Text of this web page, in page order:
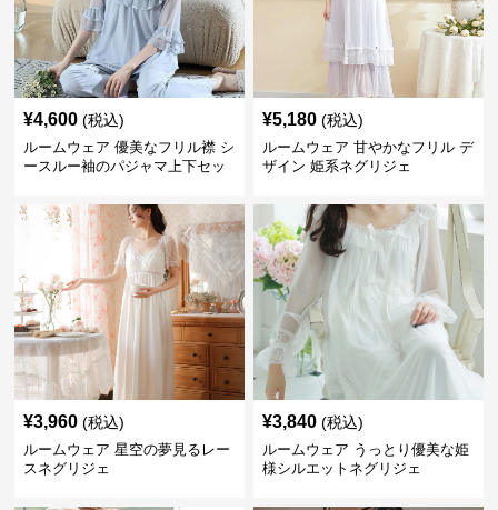
¥4,600 (税込)
ルームウェア 優美なフリル襟 シ
ースルー袖のパジャマ上下セッ
¥5,180 (税込)
ルームウェア 甘やかなフリル デ
ザイン 姫系ネグリジェ
¥3,960 (税込)
ルームウェア 星空の夢見るレー
スネグリジェ
¥3,840 (税込)
ルームウェア うっとり優美な姫
様シルエットネグリジェ